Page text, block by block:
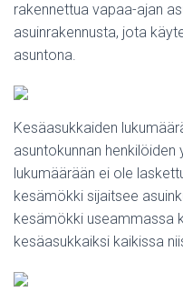
rakennettua vapaa-ajan
asuinrakennusta, jota
asuntona.
Kesäasukkaiden
asuntokunnan
lukumäärään ei ole
kesämökki sijaitsee
kesämökki useammassa
kesäasukkaiksi kaikissa